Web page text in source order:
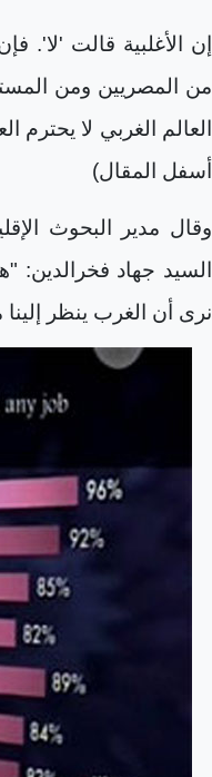
إن الأغلبية قالت 'لا'.
من المصريين ومن
العالم الغربي لا يحترم
أسفل المقال)
وقال مدير البحوث
السيد جهاد
نرى أن الغرب ينظر